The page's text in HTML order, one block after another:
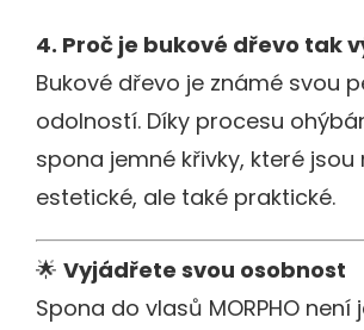
4. Proč je bukové dřevo tak
Bukové dřevo je známé svou
odolností. Díky procesu
spona jemné křivky, které jsou
estetické, ale také praktické.
🌟 Vyjádřete svou osobnost
Spona do vlasů MORPHO není